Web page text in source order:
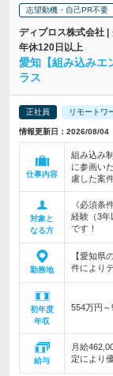
志望動機・自己PR不要
ディプロス株式会社
年休120日以上
愛知【組み込みエ
ラス
正社員 リモートワ
情報更新日：2026/08/
仕事内容
組み込み
に参画い
慮した案
対象と
なる方
《必須条
経験（3年
です！
勤務地
【愛知県
件により
初年度
年収
554万円～
給与
月給
定により